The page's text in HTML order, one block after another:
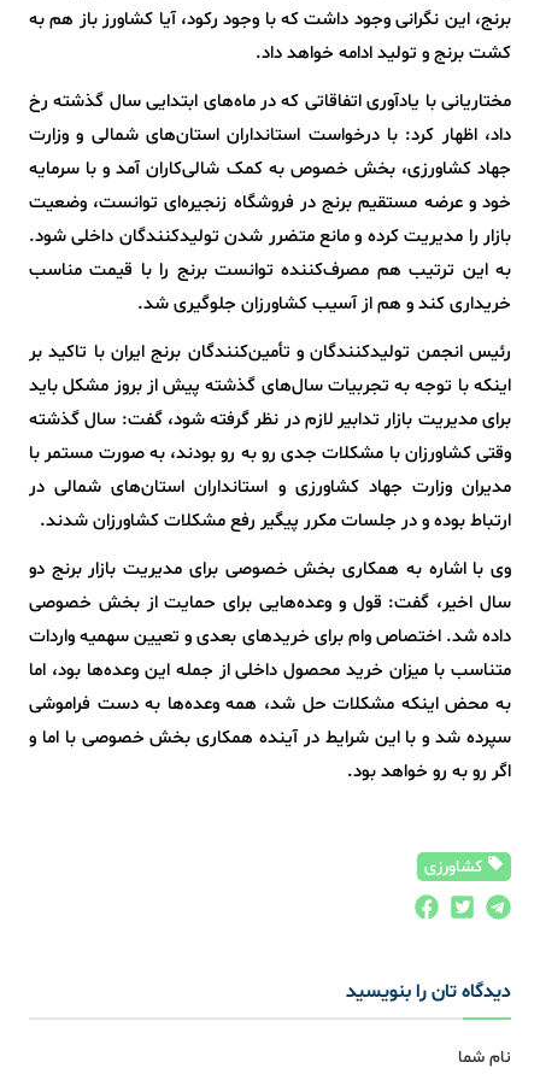
برنج، این نگرانی وجود داشت که با وجود رکود، آیا کشاورز باز هم به
کشت برنج و تولید ادامه خواهد داد.
مختاریانی با یادآوری اتفاقاتی که در ماه‌های ابتدایی سال گذشته رخ
داد، اظهار کرد: با درخواست استانداران استان‌های شمالی و وزارت
جهاد کشاورزی، بخش خصوص به کمک شالی‌کاران آمد و با سرمایه
خود و عرضه مستقیم برنج در فروشگاه زنجیره‌ای توانست، وضعیت
بازار را مدیریت کرده و مانع متضرر شدن تولیدکنندگان داخلی شود.
به این ترتیب هم مصرف‌کننده توانست برنج را با قیمت مناسب
خریداری کند و هم از آسیب کشاورزان جلوگیری شد.
رئیس انجمن تولیدکنندگان و تأمین‌کنندگان برنج ایران با تاکید بر
اینکه با توجه به تجربیات سال‌های گذشته پیش از بروز مشکل باید
برای مدیریت بازار تدابیر لازم در نظر گرفته شود، گفت: سال گذشته
وقتی کشاورزان با مشکلات جدی رو به رو بودند، به صورت مستمر با
مدیران وزارت جهاد کشاورزی و استانداران استان‌های شمالی در
ارتباط بوده و در جلسات مکرر پیگیر رفع مشکلات کشاورزان شدند.
وی با اشاره به همکاری بخش خصوصی برای مدیریت بازار برنج دو
سال اخیر، گفت: قول و وعده‌هایی برای حمایت از بخش خصوصی
داده شد. اختصاص وام برای خریدهای بعدی و تعیین سهمیه واردات
متناسب با میزان خرید محصول داخلی از جمله این وعده‌ها بود، اما
به محض اینکه مشکلات حل شد، همه وعده‌ها به دست فراموشی
سپرده شد و با این شرایط در آینده همکاری بخش خصوصی با اما و
اگر رو به رو خواهد بود.
کشاورزی
دیدگاه تان را بنویسید
نام شما